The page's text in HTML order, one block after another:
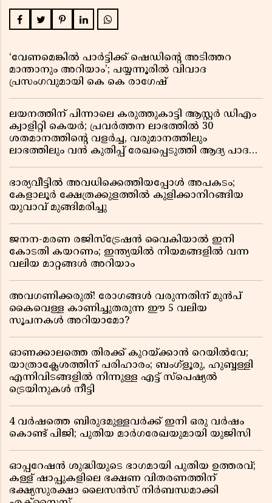
‘വേണമെങ്കിൽ പാർട്ടിക്ക് ഷെഡിൻ്റെ അടിത്തറ
മാന്താനും അറിയാം’; പയ്യന്നൂരിൽ വിവാദ
പ്രസംഗവുമായി കെ കെ രാഗേഷ്
ലയനത്തിന് പിന്നാലെ കരുത്തുകാട്ടി ആസ്റ്റർ ഡിഎം
ക്വാളിറ്റി കെയർ; പ്രവർത്തന ലാഭത്തിൽ 30
ശതമാനത്തിൻ്റെ വളർച്ച, വരുമാനത്തിലും
ലാഭത്തിലും വൻ കുതിപ്പ് രേഖപ്പെടുത്തി ആദ്യ പാദ
ഭാര്യവീട്ടിൽ അവധിക്കെത്തിയപ്പോൾ അപകടം;
കേളാലൂർ ക്ഷേത്രക്കുളത്തിൽ കുളിക്കാനിറങ്ങിയ
യുവാവ് മുങ്ങിമരിച്ചു
ജനന-മരണ രജിസ്ട്രേഷൻ വൈകിയാൽ ഇനി
കോടതി കയറണം; ഇന്ത്യയിൽ നിയമങ്ങളിൽ വന്ന
വലിയ മാറ്റങ്ങൾ അറിയാം
അവഗണിക്കരുത്! രോഗങ്ങൾ വരുന്നതിന് മുൻപ്
കൈവെള്ള കാണിച്ചുതരുന്ന ഈ 5 വലിയ
സൂചനകൾ അറിയാമോ?
ഓണക്കാലത്തെ തിരക്ക് കുറയ്ക്കാൻ റെയിൽവേ;
യാത്രാക്ലേശത്തിന് പരിഹാരം; ബംഗ്ളൂരു, ഹുബ്ബള്ളി
എന്നിവിടങ്ങളിൽ നിന്നുള്ള എട്ട് സ്പെഷ്യൽ
ട്രെയിനുകൾ നീട്ടി
4 വർഷത്തെ ബിരുദമുള്ളവർക്ക് ഇനി ഒരു വർഷം
കൊണ്ട് പിജി; പുതിയ മാർഗരേഖയുമായി യുജിസി
ഓപ്പറേഷൻ ശുദ്ധിയുടെ ഭാഗമായി പുതിയ ഉത്തരവ്;
കള്ള് ഷാപ്പുകളിലെ ഭക്ഷണ വിതരണത്തിന്
ഭക്ഷ്യസുരക്ഷാ ലൈസൻസ് നിർബന്ധമാക്കി